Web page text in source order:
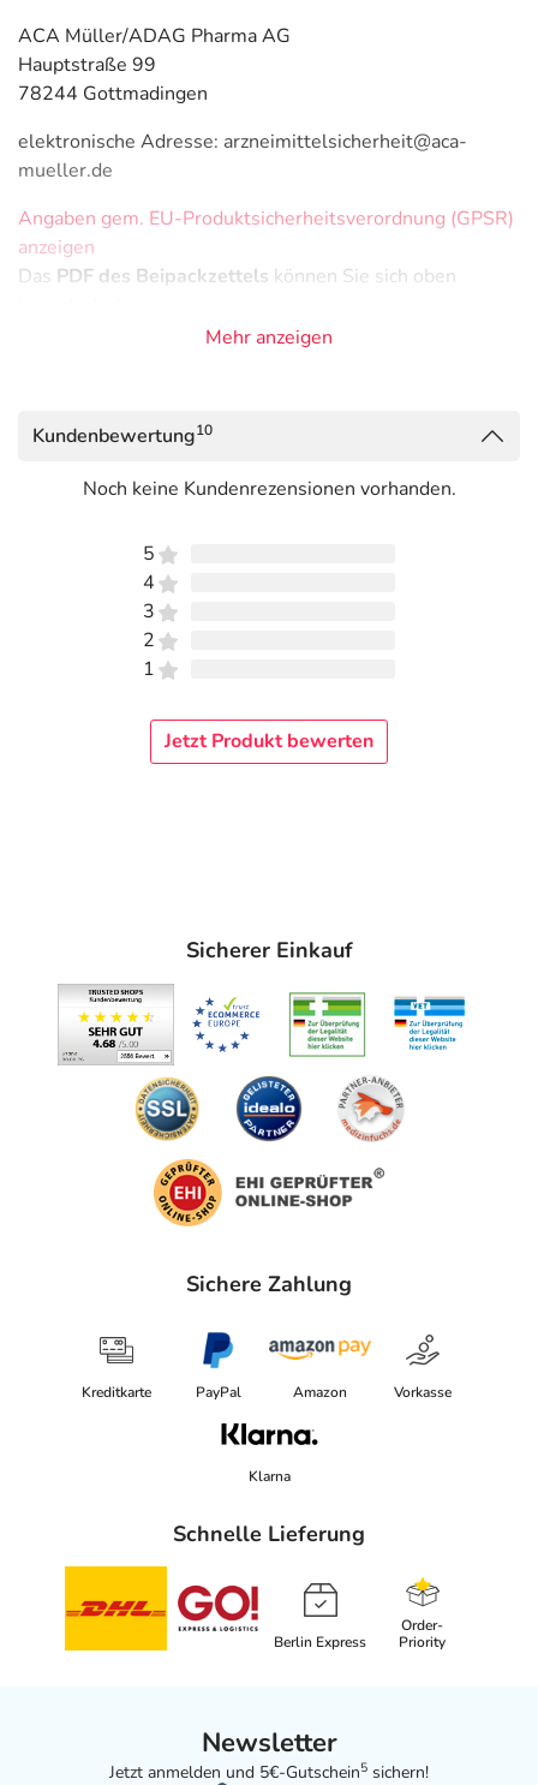
ACA Müller/ADAG Pharma AG
Hauptstraße 99
78244 Gottmadingen
elektronische Adresse: arzneimittelsicherheit@aca-
mueller.de
Angaben gem. EU-Produktsicherheitsverordnung (GPSR)
anzeigen
Das PDF des Beipackzettels können Sie sich oben
Mehr anzeigen
Kundenbewertung10
Noch keine Kundenrezensionen vorhanden.
5
4
3
2
1
Jetzt Produkt bewerten
Sicherer Einkauf
Sichere Zahlung
Kreditkarte PayPal Amazon Vorkasse
Klarna
Schnelle Lieferung
Berlin Express
Order-
Priority
Newsletter
Jetzt anmelden und 5€-Gutschein5 sichern!